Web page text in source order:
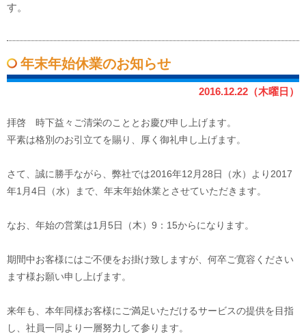
す。
年末年始休業のお知らせ
2016.12.22（木曜日）
拝啓 時下益々ご清栄のこととお慶び申し上げます。
平素は格別のお引立てを賜り、厚く御礼申し上げます。
さて、誠に勝手ながら、弊社では2016年12月28日（水）より2017
年1月4日（水）まで、年末年始休業とさせていただきます。
なお、年始の営業は1月5日（木）9：15からになります。
期間中お客様にはご不便をお掛け致しますが、何卒ご寛容ください
ます様お願い申し上げます。
来年も、本年同様お客様にご満足いただけるサービスの提供を目指
し、社員一同より一層努力して参ります。